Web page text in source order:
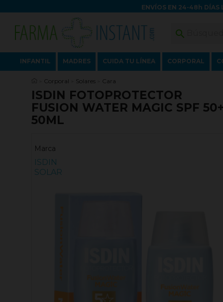
ENVÍOS EN 24-48h DÍAS

INFANTIL MADRES CUIDA TU LÍNEA CORPORAL
Corporal Solares Cara
ISDIN FOTOPROTECTOR
FUSION WATER MAGIC SPF 50+
50ML
Marca
ISDIN
SOLAR